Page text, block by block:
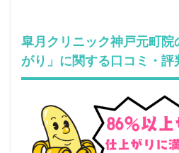
皐月クリニック神戸元町院
がり」に関する口コミ・評